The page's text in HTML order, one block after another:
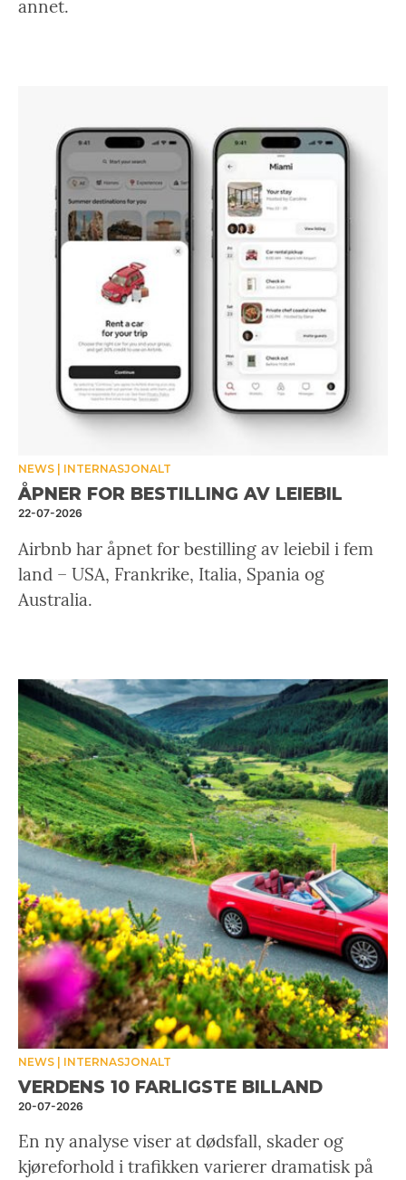
annet.
NEWS INTERNASJONALT
ÅPNER FOR BESTILLING AV LEIEBIL
22-07-2026
Airbnb har åpnet for bestilling av leiebil i fem
land – USA, Frankrike, Italia, Spania og
Australia.
NEWS INTERNASJONALT
VERDENS 10 FARLIGSTE BILLAND
20-07-2026
En ny analyse viser at dødsfall, skader og
kjøreforhold i trafikken varierer dramatisk på